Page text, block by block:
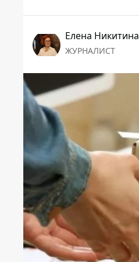
Елена Никитина
ЖУРНАЛИСТ